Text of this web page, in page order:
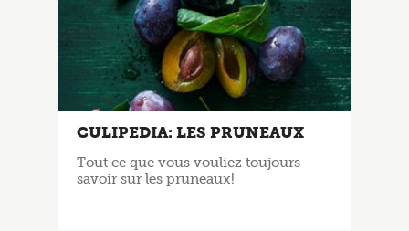
CULIPEDIA: LES PRUNEAUX
Tout ce que vous vouliez toujours
savoir sur les pruneaux!